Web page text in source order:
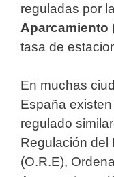
reguladas por la
Aparcamiento
tasa de
En muchas
España
regulado
Regulación del
(O.R.E),